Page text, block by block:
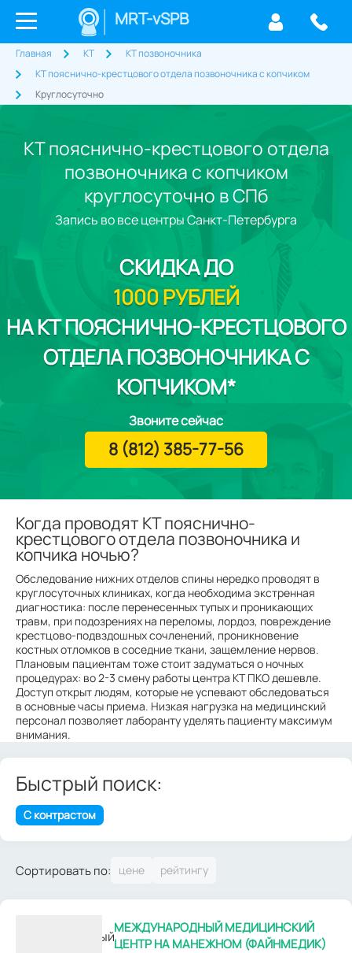
MRT-vSPB
Главная КТ
КТ позвоночника
КТ пояснично-крестцового отдела позвоночника с копчиком
Круглосуточно
КТ пояснично-крестцового отдела
позвоночника с копчиком
круглосуточно в СПб
Когда проводят КТ пояснично-
крестцового отдела позвоночника и
копчика ночью?
Обследование нижних отделов спины нередко проводят в
круглосуточных клиниках, когда необходима экстренная
диагностика: после перенесенных тупых и проникающих
травм, при подозрениях на переломы, лордоз, повреждение
крестцово-подвздошных сочленений, проникновение
костных отломков в соседние ткани, защемление нервов.
Плановым пациентам тоже стоит задуматься о ночных
процедурах: во 2-3 смену работы центра КТ ПКО дешевле.
Доступ открыт людям, которые не успевают обследоваться
в основные часы приема. Низкая нагрузка на медицинский
персонал позволяет лаборанту уделять пациенту максимум
внимания.
Запись во все центры Санкт-Петербурга
СКИДКАДО
1000 РУБЛЕЙ
НА КТ ПОЯСНИЧНО-КРЕСТЦОВОГО
ОТДЕЛА ПОЗВОНОЧНИКА С
КОПЧИКОМ*
Звоните сейчас
8 (812) 385-77-56
Быстрый поиск:
С контрастом
Сортировать по:
МЕЖДУНАРОДНЫЙ МЕДИЦИНСКИЙ
ЦЕНТР НА МАНЕЖНОМ (ФАЙНМЕДИК)